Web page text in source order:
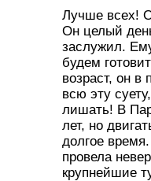
Лучше всех!
Он целый
заслужил.
будем
возраст, он
всю эту
лишать! В
лет, но
долгое
провела
крупнейшие